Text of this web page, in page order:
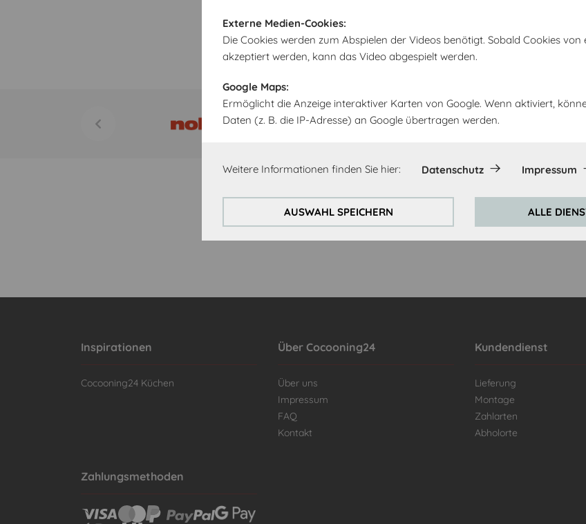
Externe Medien-Cookies:
Die Cookies werden zum Abspielen der Videos benötigt. Sobald Cookies von
akzeptiert werden, kann das Video abgespielt werden.
Google Maps:
Ermöglicht die Anzeige interaktiver Karten von Google. Wenn aktiviert,
Daten (z. B. die IP-Adresse) an Google übertragen werden.
Weitere Informationen finden Sie hier: Datenschutz Impressum
AUSWAHL SPEICHERN ALLE
Inspirationen
Cocooning24 Küchen
Über Cocooning24
Über uns
Impressum
FAQ
Kontakt
Kundendienst
Lieferung
Montage
Zahlarten
Abholorte
Zahlungsmethoden